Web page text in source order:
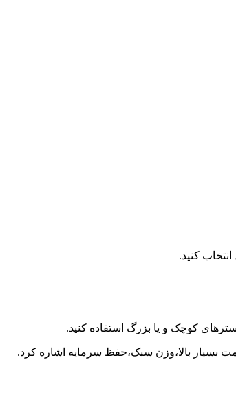
کنید.
کوچک و یا بزرگ استفاده کنید.
بسیار بالا،وزن سبک،حفظ سرمایه اشاره کرد.